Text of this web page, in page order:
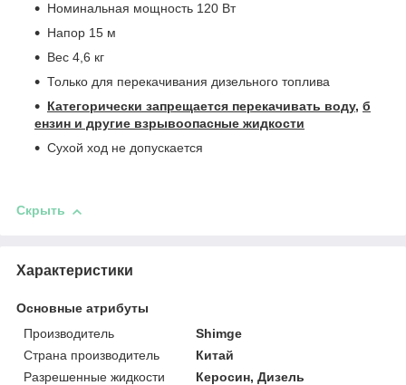
Номинальная мощность 120 Вт
Напор 15 м
Вес 4,6 кг
Только для перекачивания дизельного топлива
Категорически запрещается перекачивать воду, б
ензин и другие взрывоопасные жидкости
Сухой ход не допускается
Скрыть
Характеристики
Основные атрибуты
Производитель
Shimge
Страна производитель
Китай
Разрешенные жидкости
Керосин, Дизель